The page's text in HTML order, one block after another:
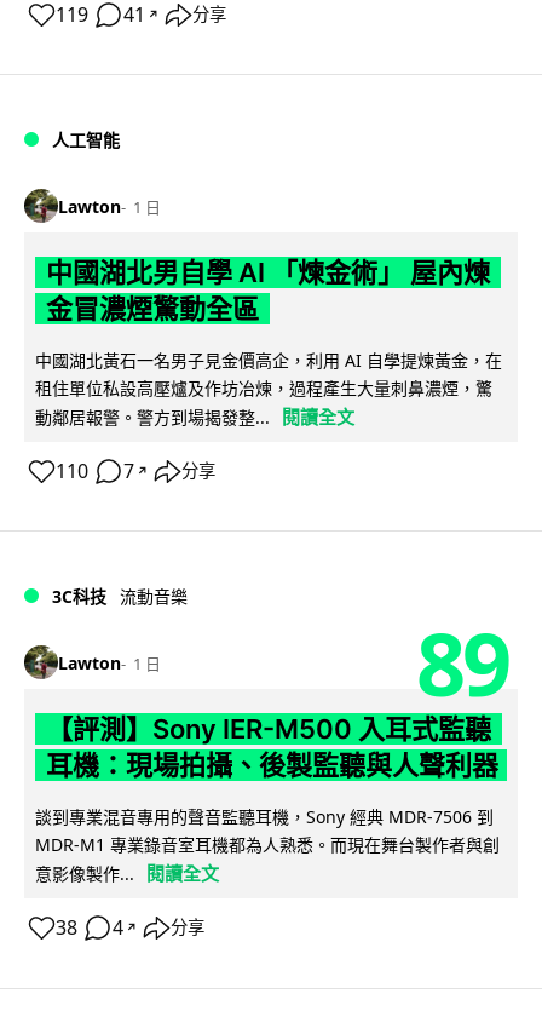
119 41 ↗ 分享
人工智能
Lawton 1 日
中國湖北男自學 AI 「煉金術」 屋內煉
金冒濃煙驚動全區
中國湖北黃石一名男子見金價高企，利用 AI 自學提煉黃金，在
租住單位私設高壓爐及作坊冶煉，過程產生大量刺鼻濃煙，驚
動鄰居報警。警方到場揭發整...
閱讀全文
110 7 ↗ 分享
3C科技 流動音樂
Lawton 1 日 89
【評測】Sony IER-M500 入耳式監聽
耳機：現場拍攝、後製監聽與人聲利器
談到專業混音專用的聲音監聽耳機，Sony 經典 MDR-7506 到
MDR-M1 專業錄音室耳機都為人熟悉。而現在舞台製作者與創
意影像製作...
閱讀全文
38 4 ↗ 分享